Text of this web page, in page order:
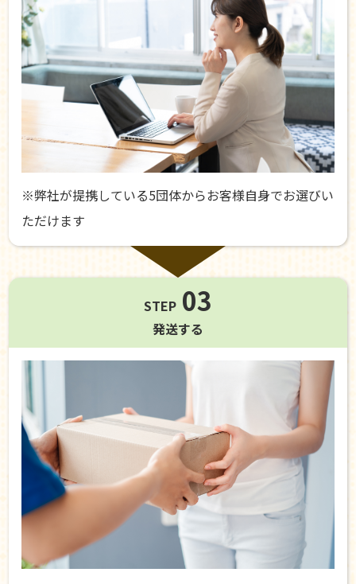
※弊社が提携している5団体からお客様自身でお選びい
ただけます
STEP 03
発送する